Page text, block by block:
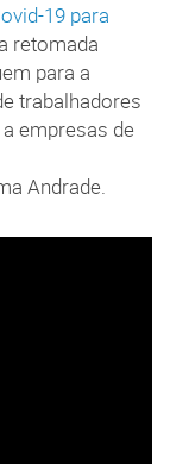
19 para
retomada
para a
trabalhadores
empresas de
Andrade.